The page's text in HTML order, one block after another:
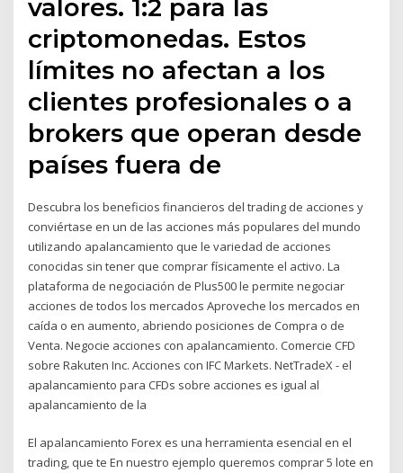
valores. 1:2 para las
criptomonedas. Estos
límites no afectan a los
clientes profesionales o a
brokers que operan desde
países fuera de
Descubra los beneficios financieros del trading de acciones y
conviértase en un de las acciones más populares del mundo
utilizando apalancamiento que le variedad de acciones
conocidas sin tener que comprar físicamente el activo. La
plataforma de negociación de Plus500 le permite negociar
acciones de todos los mercados Aproveche los mercados en
caída o en aumento, abriendo posiciones de Compra o de
Venta. Negocie acciones con apalancamiento. Comercie CFD
sobre Rakuten Inc. Acciones con IFC Markets. NetTradeX - el
apalancamiento para CFDs sobre acciones es igual al
apalancamiento de la
El apalancamiento Forex es una herramienta esencial en el
trading, que te En nuestro ejemplo queremos comprar 5 lote en